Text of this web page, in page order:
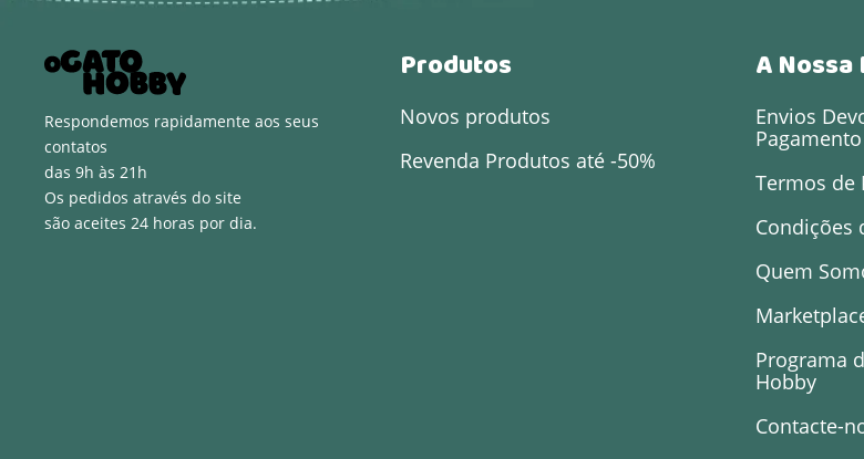
Respondemos rapidamente aos seus
contatos
das 9h às 21h
Os pedidos através do site
são aceites 24 horas por dia.
Produtos
Novos produtos
Revenda Produtos até -50%
A
Envios
Pagamento
Termos de
Condições
Quem
Programa
Hobby
Contacte-